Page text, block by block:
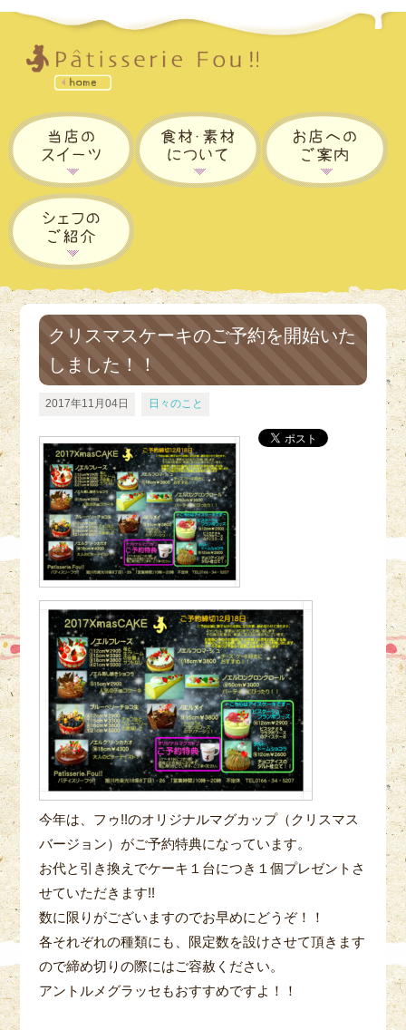
クリスマスケーキのご予約を開始いた
しました！！
2017年11月04日 日々のこと
今年は、フゥ!!のオリジナルマグカップ（クリスマス
バージョン）がご予約特典になっています。
お代と引き換えでケーキ１台につき１個プレゼントさ
せていただきます!!
数に限りがございますのでお早めにどうぞ！！
各それぞれの種類にも、限定数を設けさせて頂きます
ので締め切りの際にはご容赦ください。
アントルメグラッセもおすすめですよ！！